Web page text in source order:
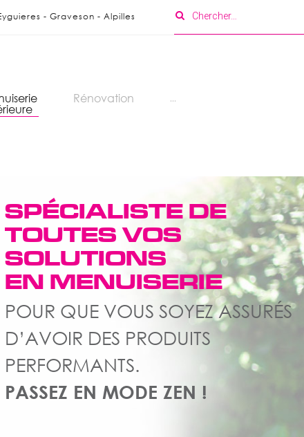
- Graveson - Alpilles
Rénovation ...
SPÉCIALISTE DE
TOUTES VOS
SOLUTIONS
EN MENUISERIE
POUR QUE VOUS SOYEZ ASSURÉS
D’AVOIR DES PRODUITS
PERFORMANTS.
PASSEZ EN MODE ZEN !